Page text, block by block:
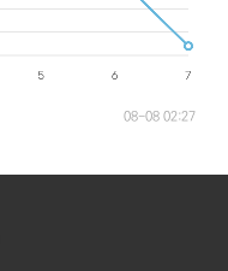
08-08 02:27